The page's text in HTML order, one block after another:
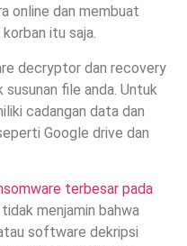
online dan membuat
itu saja.
decryptor dan recovery
file anda. Untuk
cadangan data dan
Google drive dan
terbesar pada
menjamin bahwa
software dekripsi